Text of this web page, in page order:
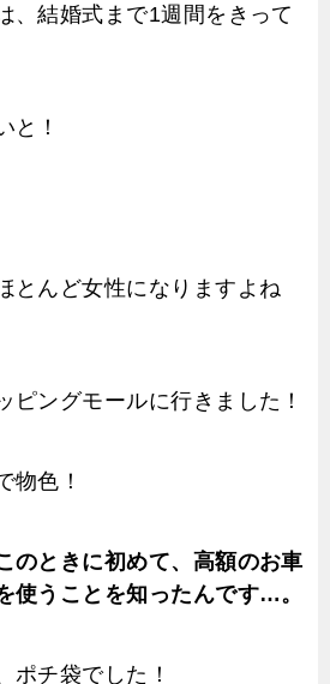
、結婚式まで1週間をきって
と！
とんど女性になりますよね
ピングモールに行きました！
物色！
のときに初めて、高額のお車
使うことを知ったんです…。
ポチ袋でした！